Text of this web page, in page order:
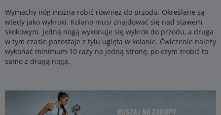
Wymachy nóg można robić również do przodu. Określane są
wtedy jako wykroki. Kolano musi znajdować się nad stawem
skokowym. Jedną nogą wykonuje się wykrok do przodu, a druga
w tym czasie pozostaje z tyłu ugięta w kolanie. Ćwiczenie należy
wykonać minimum 10 razy na jedną stronę, po czym zrobić to
samo z drugą nogą.